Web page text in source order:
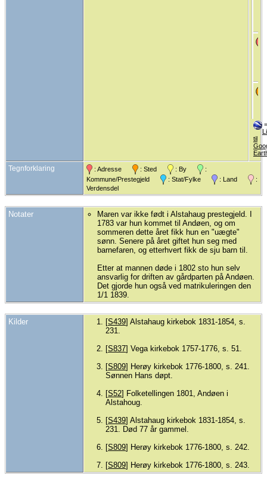
=
til
Tegnforklaring : Adresse : Sted : By
:
Kommune/Prestegjeld
: Stat/Fylke : Land
:
Verdensdel
Notater
Maren var ikke født i Alstahaug prestegjeld. I
1783 var hun kommet til Andøen, og om
sommeren dette året fikk hun en "uægte"
sønn. Senere på året giftet hun seg med
barnefaren, og etterhvert fikk de sju barn til.
Etter at mannen døde i 1802 sto hun selv
ansvarlig for driften av gårdparten på Andøen.
Det gjorde hun også ved matrikuleringen den
1/1 1839.
Kilder [S439] Alstahaug kirkebok 1831-1854, s.
231.
[S837] Vega kirkebok 1757-1776, s. 51.
[S809] Herøy kirkebok 1776-1800, s. 241.
Sønnen Hans døpt.
[S52] Folketellingen 1801, Andøen i
Alstahoug.
[S439] Alstahaug kirkebok 1831-1854, s.
231. Død 77 år gammel.
[S809] Herøy kirkebok 1776-1800, s. 242.
[S809] Herøy kirkebok 1776-1800, s. 243.